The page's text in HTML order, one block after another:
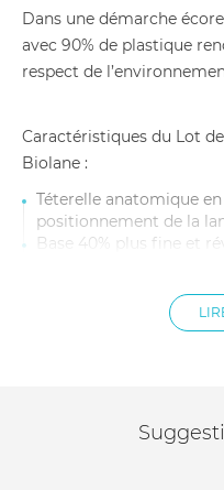
Dans une démarche
avec 90% de plastique
respect de
Caractéristiques du Lot
Biolane :
Téterelle anatomique
positionnement de la
Base 40% plus fine et
Forme creusée au
Sans substances